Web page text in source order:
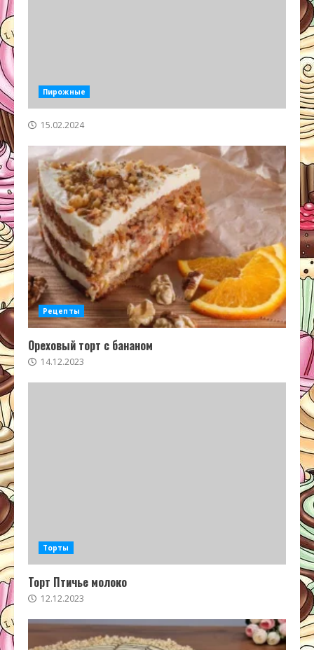
Пирожные
15.02.2024
Рецепты
Ореховый торт с бананом
14.12.2023
Торты
Торт Птичье молоко
12.12.2023